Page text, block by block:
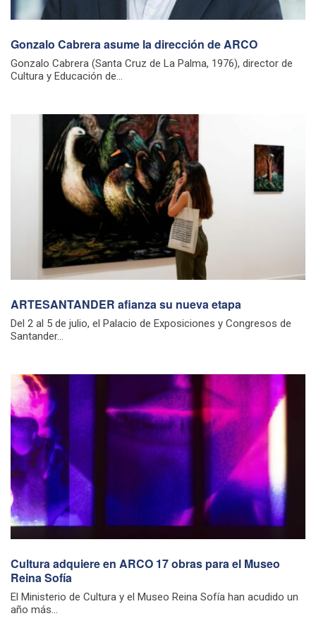
Gonzalo Cabrera asume la dirección de ARCO
Gonzalo Cabrera (Santa Cruz de La Palma, 1976), director de
Cultura y Educación de...
ARTESANTANDER afianza su nueva etapa
Del 2 al 5 de julio, el Palacio de Exposiciones y Congresos de
Santander...
Cultura adquiere en ARCO 17 obras para el Museo
Reina Sofía
El Ministerio de Cultura y el Museo Reina Sofía han acudido un
año más...